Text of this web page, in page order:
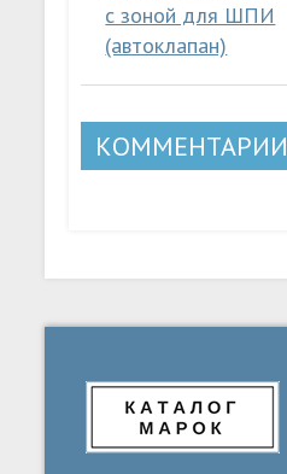
с зоной для ШПИ
(автоклапан)
КОММЕНТАРИИ